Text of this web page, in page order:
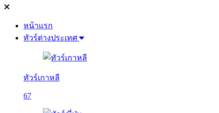
หน้าแรก
ทัวร์ต่างประเทศ
ทัวร์เกาหลี
67